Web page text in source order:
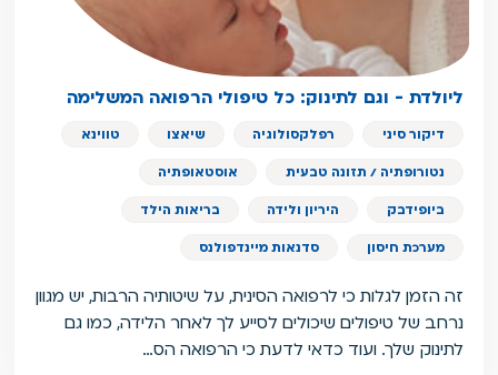
ליולדת - וגם לתינוק: כל טיפולי הרפואה המשלימה
דיקור סיני רפלקסולוגיה שיאצו טווינא
נטורופתיה / תזונה טבעית אוסטאופתיה
ביופידבק היריון ולידה בריאות הילד
מערכת חיסון סדנאות מיינדפולנס
זה הזמן לגלות כי לרפואה הסינית, על שיטותיה הרבות, יש מגוון
נרחב של טיפולים שיכולים לסייע לך לאחר הלידה, כמו גם
לתינוק שלך. ועוד כדאי לדעת כי הרפואה הס…